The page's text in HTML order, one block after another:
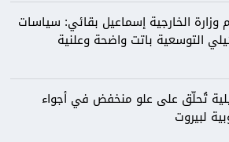
وزارة الخارجية إسماعيل بقائي: سياسات
التوسعية باتت واضحة وعلنية
تُحلّق على علو منخفض في أجواء
لبيروت